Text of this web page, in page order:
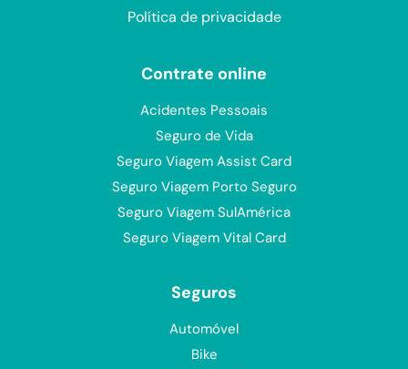
Política de privacidade
Contrate online
Acidentes Pessoais
Seguro de Vida
Seguro Viagem Assist Card
Seguro Viagem Porto Seguro
Seguro Viagem SulAmérica
Seguro Viagem Vital Card
Seguros
Automóvel
Bike